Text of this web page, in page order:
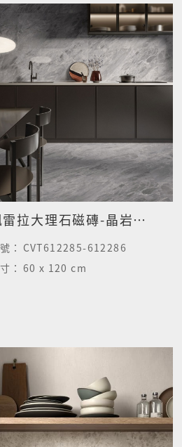
佩雷拉大理石磁磚-晶岩灰-亮面
： CVT612285-612286
： 60 x 120 cm